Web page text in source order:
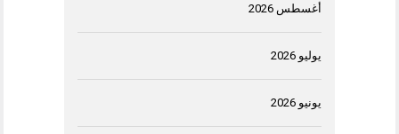
أغسطس 2026
يوليو 2026
يونيو 2026